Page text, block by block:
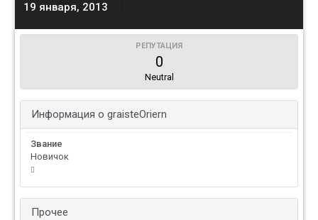
19 января, 2013
РЕПУТАЦИЯ
0
Neutral
Информация о graisteOriern
Звание
Новичок
Прочее